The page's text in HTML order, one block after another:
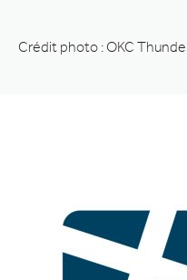
Crédit photo : OKC